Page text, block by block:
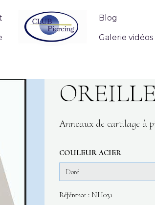
Blog
Galerie vidéos
OREILLE
Anneaux de cartilage à
COULEUR ACIER
Référence : NH031